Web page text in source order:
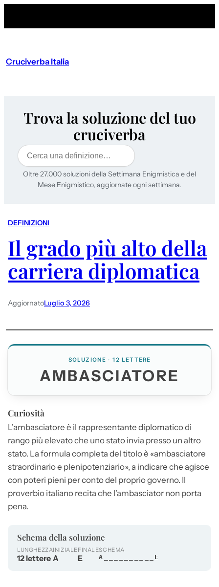
Cruciverba Italia
Trova la soluzione del tuo
cruciverba
Cerca
Oltre 27.000 soluzioni della Settimana Enigmistica e del
Mese Enigmistico, aggiornate ogni settimana.
DEFINIZIONI
Il grado più alto della
carriera diplomatica
AggiornatoLuglio 3, 2026
SOLUZIONE · 12 LETTERE
AMBASCIATORE
Curiosità
L'ambasciatore è il rappresentante diplomatico di
rango più elevato che uno stato invia presso un altro
stato. La formula completa del titolo è «ambasciatore
straordinario e plenipotenziario», a indicare che agisce
con poteri pieni per conto del proprio governo. Il
proverbio italiano recita che l'ambasciator non porta
pena.
Schema della soluzione
LUNGHEZZA
12 lettere
INIZIALE
A
FINALE
E
SCHEMA
A__________E